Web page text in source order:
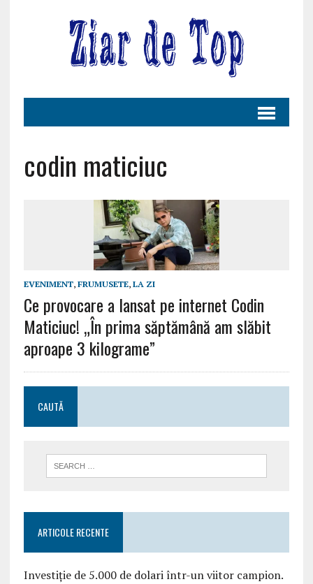
codin maticiuc
EVENIMENT, FRUMUSETE, LA ZI
Ce provocare a lansat pe internet Codin
Maticiuc! „În prima săptămână am slăbit
aproape 3 kilograme”
CAUTĂ
ARTICOLE RECENTE
Investiție de 5.000 de dolari într-un viitor campion.